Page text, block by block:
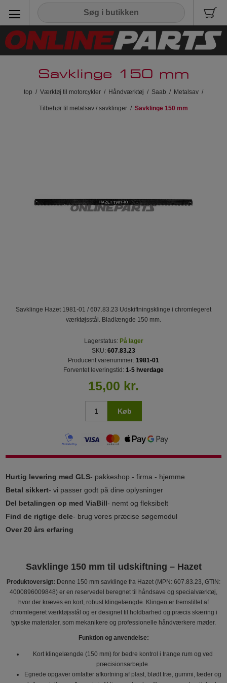
Savklinge 150 mm
top / Værktøj til motorcykler / Håndværktøj / Saab / Metalsav /
Tilbehør til metalsav / savklinger / Savklinge 150 mm
Savklinge Hazet 1981-01 / 607.83.23 Udskiftningsklinge i chromlegeret
værktøjsstål. Bladlængde 150 mm.
Lagerstatus: På lager
SKU: 607.83.23
Producent varenummer: 1981-01
Forventet leveringstid: 1-5 hverdage
15,00 kr.
Køb
Hurtig levering med GLS- pakkeshop - firma - hjemme
Betal sikkert- vi passer godt på dine oplysninger
Del betalingen op med ViaBill- nemt og fleksibelt
Find de rigtige dele- brug vores præcise søgemodul
Over 20 års erfaring
Savklinge 150 mm til udskiftning – Hazet
Produktoversigt: Denne 150 mm savklinge fra Hazet (MPN: 607.83.23, GTIN:
4000896009848) er en reservedel beregnet til håndsave og specialværktøj,
hvor der kræves en kort, robust klingelængde. Klingen er fremstillet af
chromlegeret værktøjsstål og er designet til holdbarhed og præcis skæring i
typiske materialer, som mekanikere og professionelle håndværkere møder.
Funktion og anvendelse:
Kort klingelængde (150 mm) for bedre kontrol i trange rum og ved
præcisionsarbejde.
Egnede opgaver omfatter afkortning af plast, blødt træ, gummi, læder og